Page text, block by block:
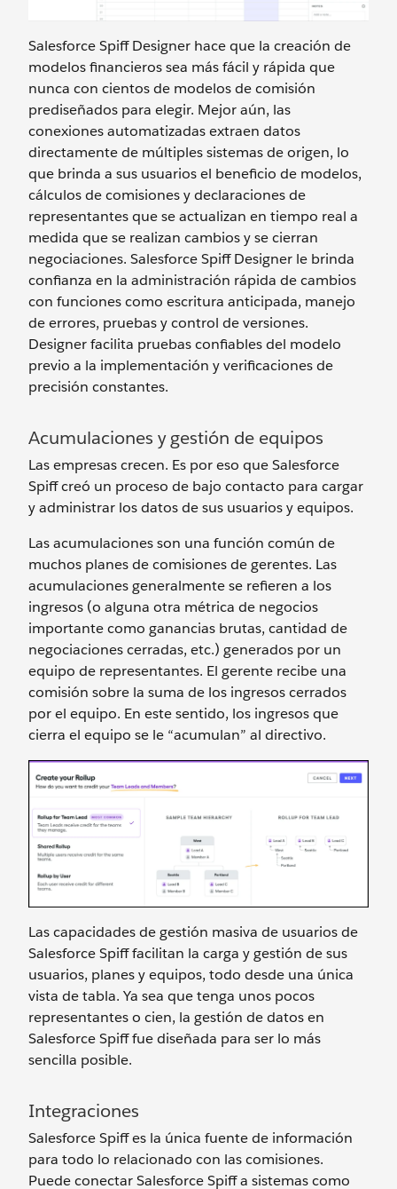
Salesforce Spiff Designer hace que la creación de
modelos financieros sea más fácil y rápida que
nunca con cientos de modelos de comisión
prediseñados para elegir. Mejor aún, las
conexiones automatizadas extraen datos
directamente de múltiples sistemas de origen, lo
que brinda a sus usuarios el beneficio de modelos,
cálculos de comisiones y declaraciones de
representantes que se actualizan en tiempo real a
medida que se realizan cambios y se cierran
negociaciones. Salesforce Spiff Designer le brinda
confianza en la administración rápida de cambios
con funciones como escritura anticipada, manejo
de errores, pruebas y control de versiones.
Designer facilita pruebas confiables del modelo
previo a la implementación y verificaciones de
precisión constantes.
Acumulaciones y gestión de equipos
Las empresas crecen. Es por eso que Salesforce
Spiff creó un proceso de bajo contacto para cargar
y administrar los datos de sus usuarios y equipos.
Las acumulaciones son una función común de
muchos planes de comisiones de gerentes. Las
acumulaciones generalmente se refieren a los
ingresos (o alguna otra métrica de negocios
importante como ganancias brutas, cantidad de
negociaciones cerradas, etc.) generados por un
equipo de representantes. El gerente recibe una
comisión sobre la suma de los ingresos cerrados
por el equipo. En este sentido, los ingresos que
cierra el equipo se le “acumulan” al directivo.
Las capacidades de gestión masiva de usuarios de
Salesforce Spiff facilitan la carga y gestión de sus
usuarios, planes y equipos, todo desde una única
vista de tabla. Ya sea que tenga unos pocos
representantes o cien, la gestión de datos en
Salesforce Spiff fue diseñada para ser lo más
sencilla posible.
Integraciones
Salesforce Spiff es la única fuente de información
para todo lo relacionado con las comisiones.
Puede conectar Salesforce Spiff a sistemas como